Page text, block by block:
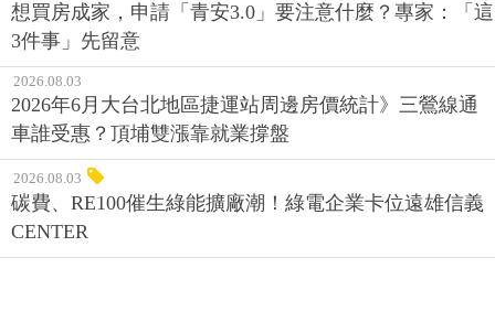
想買房成家，申請「青安3.0」要注意什麼？專家：「這
3件事」先留意
2026.08.03
2026年6月大台北地區捷運站周邊房價統計》三鶯線通
車誰受惠？頂埔雙漲靠就業撐盤
2026.08.03
碳費、RE100催生綠能擴廠潮！綠電企業卡位遠雄信義
CENTER